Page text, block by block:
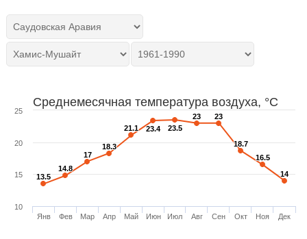
Среднемесячная температура воздуха, °C
13.5
13.5
14.8
14.8
17
17
18.3
18.3
21.1
21.1 23.4
23.4 23.5
23.5
23
23 23
23
18.7
18.7
16.5
16.5
14
14
Янв Фев Мар Апр Май Июн Июл Авг Сен Окт Ноя Дек
10
15
20
25